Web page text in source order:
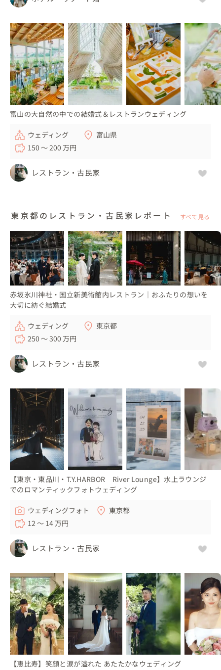
富山の大自然の中での結婚式＆レストランウェディング
ウェディング
富山県
150 〜 200 万円
レストラン・古民家
東京都のレストラン・古民家レポート すべて見る
赤坂氷川神社・国立新美術館内レストラン｜おふたりの想いを
大切に紡ぐ結婚式
ウェディング
東京都
250 〜 300 万円
レストラン・古民家
【東京・東品川・T.Y.HARBOR River Lounge】水上ラウンジ
でのロマンティックフォトウェディング
ウェディングフォト
東京都
12 〜 14 万円
レストラン・古民家
【恵比寿】笑顔と涙が溢れた あたたかなウェディング